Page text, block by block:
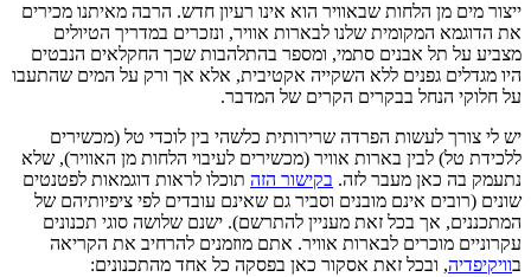
ייצור מים מן הלחות שבאוויר הוא אינו רעיון חדש. הרבה מאיתנו מכירים
את הדוגמא המקומית שלנו לבארות אוויר, ונזכרים במדריך הטיולים
מצביע על תל אבנים סתמי, ומספר בהתלהבות שכך החקלאים הנבטים
היו מגדלים גפנים ללא השקייה אקטיבית, אלא אך ורק על המים שהתעבו
על חלוקי הנחל בבקרים הקרים של המדבר.
יש לי צורך לעשות הפרדה שרירותית כלשהי בין לוכדי טל (מכשירים
ללכידת טל) לבין בארות אוויר (מכשירים לעיבוי הלחות מן האוויר), שלא
נתעמק בה כאן מעבר לזה.בקישור הזהתוכלו לראות דוגמאות לפטנטים
שונים (רובים אינם מובנים וסביר גם שאינם עובדים לפי ציפיותיהם של
המתכננים, אך בכל זאת מעניין להתרשם). ישנם שלושה סוגי תכנונים
עקרוניים מוכרים לבארות אוויר. אתם מוזמנים להרחיב את הקריאה
וויקיפדיה, ובכל זאת אסקור כאן בפסקה כל אחד מהתכנונים: